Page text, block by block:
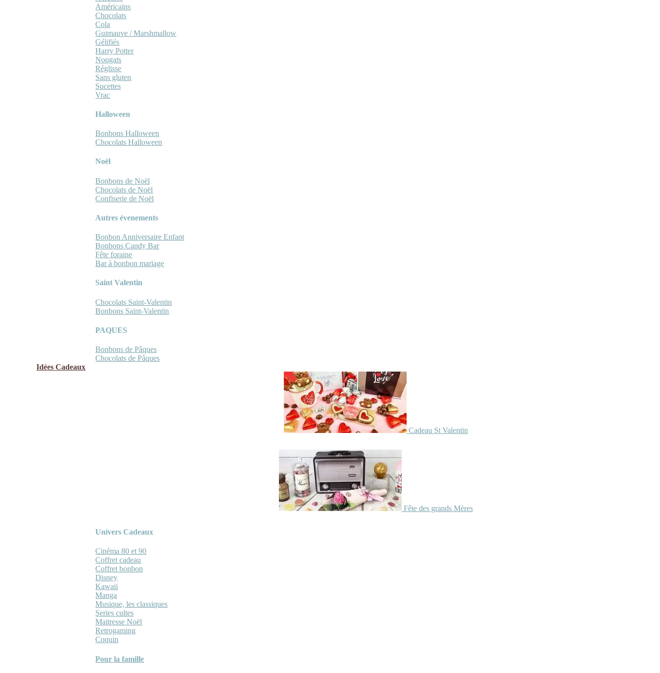
Américains
Chocolats
Cola
Guimauve / Marshmallow
Gélifiés
Harry Potter
Nougats
Réglisse
Sans gluten
Sucettes
Vrac
Halloween
Bonbons Halloween
Chocolats Halloween
Noël
Bonbons de Noël
Chocolats de Noël
Confiserie de Noël
Autres évenements
Bonbon Anniversaire Enfant
Bonbons Candy Bar
Fête foraine
Bar à bonbon mariage
Saint Valentin
Chocolats Saint-Valentin
Bonbons Saint-Valentin
PAQUES
Bonbons de Pâques
Chocolats de Pâques
Idées Cadeaux
Cadeau St Valentin
Fête des grands Mères
Univers Cadeaux
Cinéma 80 et 90
Coffret cadeau
Coffret bonbon
Disney
Kawaii
Manga
Musique, les classiques
Series cultes
Maitresse Noël
Retrogaming
Coquin
Pour la famille